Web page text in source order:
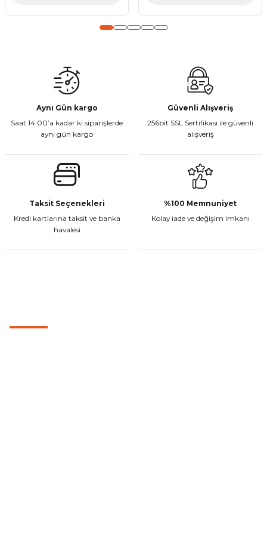
Aynı Gün kargo
Saat 14:00’a kadar ki siparişlerde
aynı gün kargo
Güvenli Alışveriş
256bit SSL Sertifikası ile güvenli
alışveriş
Taksit Seçenekleri
Kredi kartlarına taksit ve banka
havalesi
%100 Memnuniyet
Kolay iade ve değişim imkanı